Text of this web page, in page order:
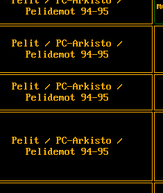
Pelidemot 94-95
Pelit / PC-Arkisto /
Pelidemot 94-95
Pelit / PC-Arkisto /
Pelidemot 94-95
Pelit / PC-Arkisto /
Pelidemot 94-95